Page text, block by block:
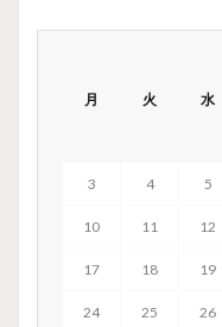
月 火 水
3 4 5
10 11 12
17 18 19
24 25 26